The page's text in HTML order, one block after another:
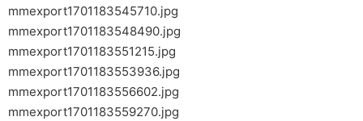
mmexport1701183545710.jpg
mmexport1701183548490.jpg
mmexport1701183551215.jpg
mmexport1701183553936.jpg
mmexport1701183556602.jpg
mmexport1701183559270.jpg